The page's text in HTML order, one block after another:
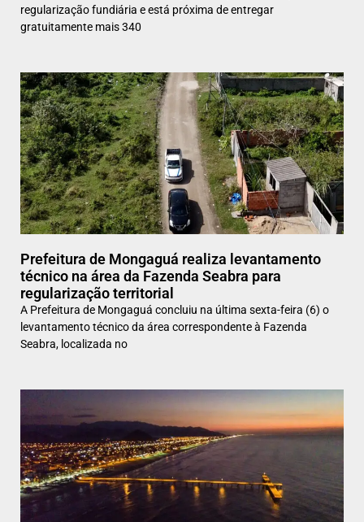
regularização fundiária e está próxima de entregar
gratuitamente mais 340
Prefeitura de Mongaguá realiza levantamento
técnico na área da Fazenda Seabra para
regularização territorial
A Prefeitura de Mongaguá concluiu na última sexta-feira (6) o
levantamento técnico da área correspondente à Fazenda
Seabra, localizada no